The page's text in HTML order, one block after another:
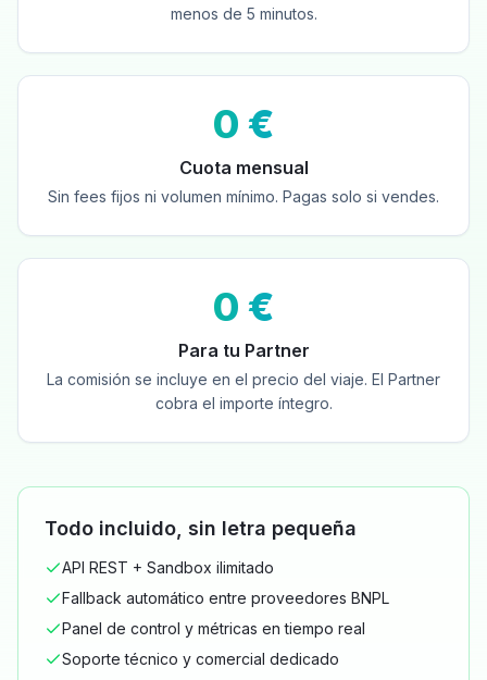
menos de 5 minutos.
0 €
Cuota mensual
Sin fees fijos ni volumen mínimo. Pagas solo si vendes.
0 €
Para tu Partner
La comisión se incluye en el precio del viaje. El Partner
cobra el importe íntegro.
Todo incluido, sin letra pequeña
API REST + Sandbox ilimitado
Fallback automático entre proveedores BNPL
Panel de control y métricas en tiempo real
Soporte técnico y comercial dedicado